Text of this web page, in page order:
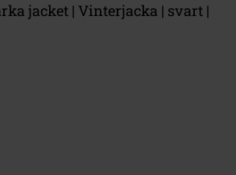
jacket | Vinterjacka | svart |